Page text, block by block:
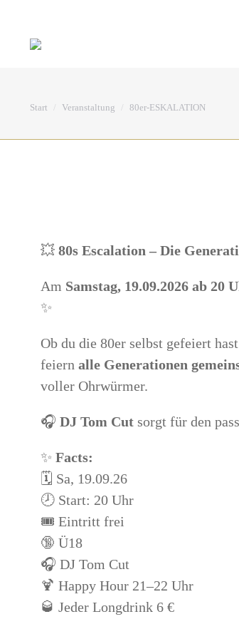
Sie befinden sich hier:
Start Veranstaltung 80er-ESKALATION
💥 80s Escalation – Die
Am Samstag, 19.09.2026 ab 20
✨
Ob du die 80er selbst gefeiert
feiern alle Generationen
voller Ohrwürmer.
🎧 DJ Tom Cut sorgt für den
✨ Facts:
🗓️ Sa, 19.09.26
🕗 Start: 20 Uhr
🎟️ Eintritt frei
🔞 Ü18
🎧 DJ Tom Cut
🍹 Happy Hour 21–22 Uhr
🥃 Jeder Longdrink 6 €